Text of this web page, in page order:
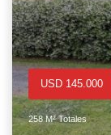
USD 145.000
258 M² Totales